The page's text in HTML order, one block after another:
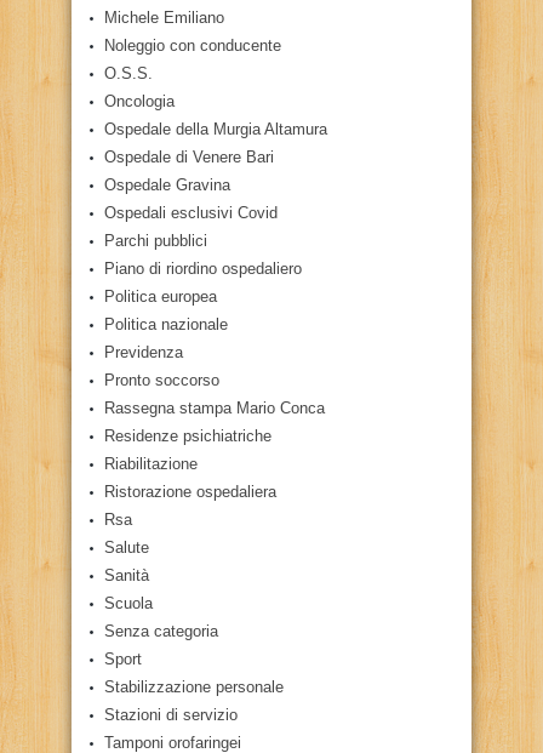
Michele Emiliano
Noleggio con conducente
O.S.S.
Oncologia
Ospedale della Murgia Altamura
Ospedale di Venere Bari
Ospedale Gravina
Ospedali esclusivi Covid
Parchi pubblici
Piano di riordino ospedaliero
Politica europea
Politica nazionale
Previdenza
Pronto soccorso
Rassegna stampa Mario Conca
Residenze psichiatriche
Riabilitazione
Ristorazione ospedaliera
Rsa
Salute
Sanità
Scuola
Senza categoria
Sport
Stabilizzazione personale
Stazioni di servizio
Tamponi orofaringei